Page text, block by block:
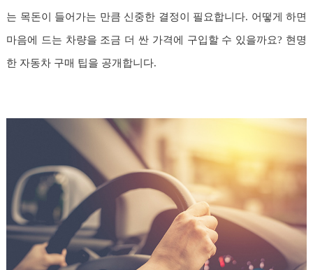
는 목돈이 들어가는 만큼 신중한 결정이 필요합니다. 어떻게 하면
마음에 드는 차량을 조금 더 싼 가격에 구입할 수 있을까요? 현명
한 자동차 구매 팁을 공개합니다.